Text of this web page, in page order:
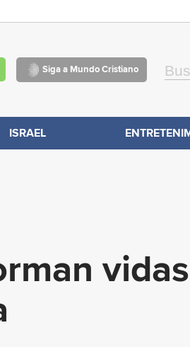
Siga a Mundo Cristiano
ISRAEL